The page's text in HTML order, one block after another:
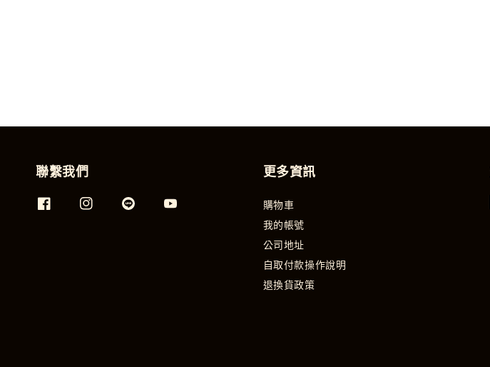
聯繫我們 更多資訊
購物車
我的帳號
公司地址
自取付款操作說明
退換貨政策